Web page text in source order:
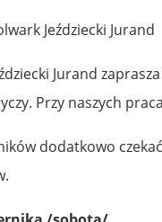
Jeździecki Jurand
Jurand
Przy naszych
dodatkowo